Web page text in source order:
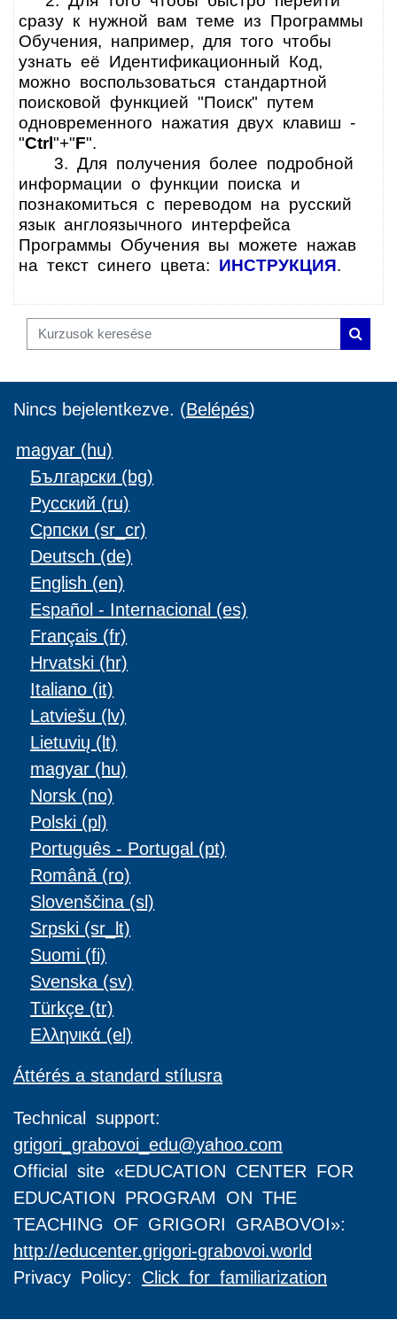
сразу к нужной вам теме из Программы
Обучения, например, для того чтобы
узнать её Идентификационный Код,
можно воспользоваться стандартной
поисковой функцией "Поиск" путем
одновременного нажатия двух клавиш -
"Ctrl"+"F".
3. Для получения более подробной
информации о функции поиска и
познакомиться с переводом на русский
язык англоязычного интерфейса
Программы Обучения вы можете нажав
на текст синего цвета: ИНСТРУКЦИЯ.
Kurzusok keresése
Nincs bejelentkezve. (Belépés)
magyar ‎(hu)‎
Български ‎(bg)‎
Русский ‎(ru)‎
Српски ‎(sr_cr)‎
Deutsch ‎(de)‎
English ‎(en)‎
Español - Internacional ‎(es)‎
Français ‎(fr)‎
Hrvatski ‎(hr)‎
Italiano ‎(it)‎
Latviešu ‎(lv)‎
Lietuvių ‎(lt)‎
magyar ‎(hu)‎
Norsk ‎(no)‎
Polski ‎(pl)‎
Português - Portugal ‎(pt)‎
Română ‎(ro)‎
Slovenščina ‎(sl)‎
Srpski ‎(sr_lt)‎
Suomi ‎(fi)‎
Svenska ‎(sv)‎
Türkçe ‎(tr)‎
Ελληνικά ‎(el)‎
Áttérés a standard stílusra
Technical support:
grigori_grabovoi_edu@yahoo.com
Official site «EDUCATION CENTER FOR
EDUCATION PROGRAM ON THE
TEACHING OF GRIGORI GRABOVOI»:
http://educenter.grigori-grabovoi.world
Privacy Policy: Click for familiarization